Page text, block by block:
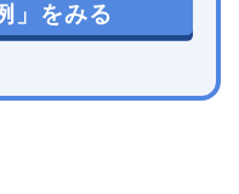
」をみる